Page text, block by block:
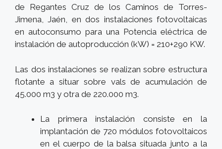
de Regantes Cruz de los Caminos de Torres-
Jimena, Jaén, en dos instalaciones fotovoltaicas
en autoconsumo para una Potencia eléctrica de
instalación de autoproducción (kW) = 210+290 KW.
Las dos instalaciones se realizan sobre estructura
flotante a situar sobre vals de acumulación de
45.000 m3 y otra de 220.000 m3.
La primera instalación consiste en la
implantación de 720 módulos fotovoltaicos
en el cuerpo de la balsa situada junto a la